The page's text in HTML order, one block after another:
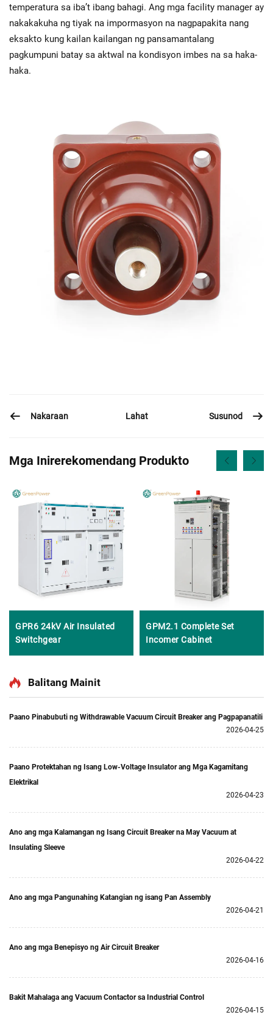
temperatura sa iba’t ibang bahagi. Ang mga facility manager ay
nakakakuha ng tiyak na impormasyon na nagpapakita nang
eksakto kung kailan kailangan ng pansamantalang
pagkumpuni batay sa aktwal na kondisyon imbes na sa haka-
haka.
Nakaraan Lahat Susunod
Mga Inirerekomendang Produkto
GPR6 24kV Air Insulated
Switchgear
GPM2.1 Complete Set
Incomer Cabinet
Balitang Mainit
Paano Pinabubuti ng Withdrawable Vacuum Circuit Breaker ang Pagpapanatili
2026-04-25
Paano Protektahan ng Isang Low-Voltage Insulator ang Mga Kagamitang
Elektrikal
2026-04-23
Ano ang mga Kalamangan ng Isang Circuit Breaker na May Vacuum at
Insulating Sleeve
2026-04-22
Ano ang mga Pangunahing Katangian ng isang Pan Assembly
2026-04-21
Ano ang mga Benepisyo ng Air Circuit Breaker
2026-04-16
Bakit Mahalaga ang Vacuum Contactor sa Industrial Control
2026-04-15